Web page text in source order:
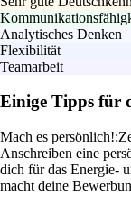
Analytisches Denken
Flexibilität
Teamarbeit
Einige Tipps für
Mach es persönlich!:
Anschreiben eine
dich für das Energie-
macht deine